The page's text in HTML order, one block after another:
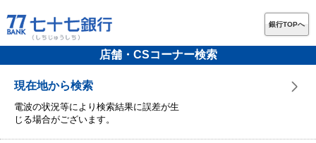
銀行TOPへ
店舗・CSコーナー検索
現在地から検索
電波の状況等により検索結果に誤差が生
じる場合がございます。